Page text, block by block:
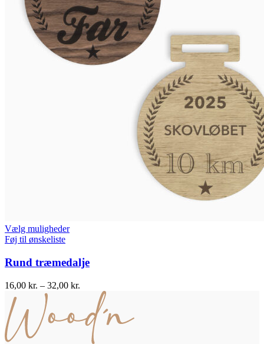
Vælg muligheder
Føj til ønskeliste
Rund træmedalje
16,00 kr. – 32,00 kr.